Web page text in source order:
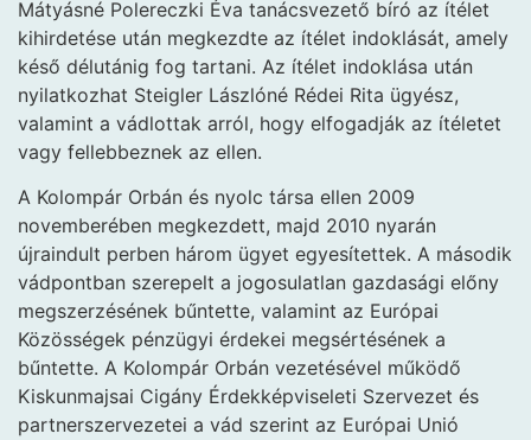
Mátyásné Polereczki Éva tanácsvezető bíró az ítélet
kihirdetése után megkezdte az ítélet indoklását, amely
késő délutánig fog tartani. Az ítélet indoklása után
nyilatkozhat Steigler Lászlóné Rédei Rita ügyész,
valamint a vádlottak arról, hogy elfogadják az ítéletet
vagy fellebbeznek az ellen.
A Kolompár Orbán és nyolc társa ellen 2009
novemberében megkezdett, majd 2010 nyarán
újraindult perben három ügyet egyesítettek. A második
vádpontban szerepelt a jogosulatlan gazdasági előny
megszerzésének bűntette, valamint az Európai
Közösségek pénzügyi érdekei megsértésének a
bűntette. A Kolompár Orbán vezetésével működő
Kiskunmajsai Cigány Érdekképviseleti Szervezet és
partnerszervezetei a vád szerint az Európai Unió